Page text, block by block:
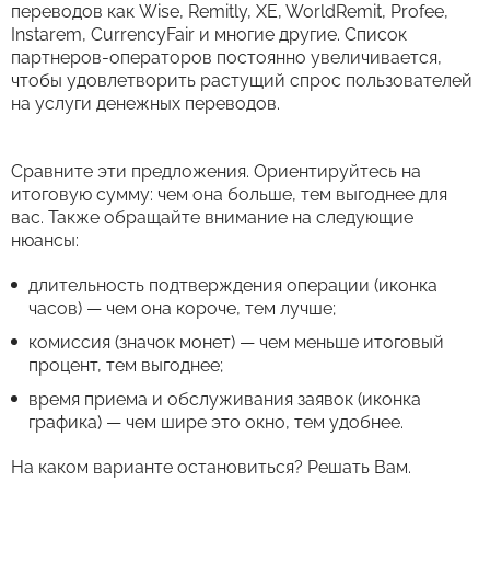
переводов как Wise, Remitly, XE, WorldRemit, Profee,
Instarem, CurrencyFair и многие другие. Список
партнеров-операторов постоянно увеличивается,
чтобы удовлетворить растущий спрос пользователей
на услуги денежных переводов.
Сравните эти предложения. Ориентируйтесь на
итоговую сумму: чем она больше, тем выгоднее для
вас. Также обращайте внимание на следующие
нюансы:
длительность подтверждения операции (иконка
часов) — чем она короче, тем лучше;
комиссия (значок монет) — чем меньше итоговый
процент, тем выгоднее;
время приема и обслуживания заявок (иконка
графика) — чем шире это окно, тем удобнее.
На каком варианте остановиться? Решать Вам.